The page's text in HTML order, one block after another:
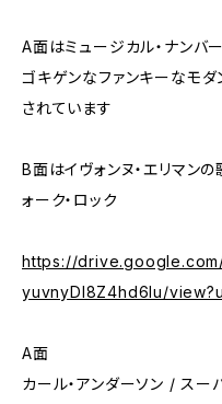
A面はミュージカル・ナンバ
ゴキゲンなファンキーなモダ
されています
B面はイヴォンヌ・エリマン
ォーク・ロック
https://
yuvnyDI8Z4hd6lu/
A面
カール・アンダーソン / スー